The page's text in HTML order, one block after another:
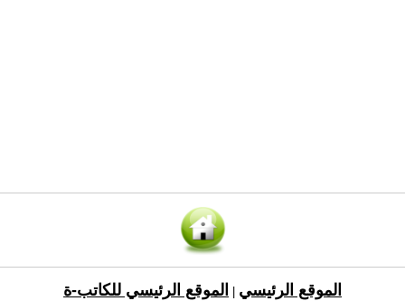
الموقع الرئيسي الموقع الرئيسي للكاتب-ة